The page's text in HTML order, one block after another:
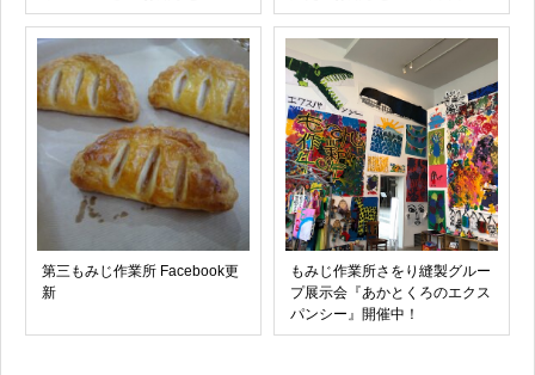
第三もみじ作業所 Facebook更
新
もみじ作業所さをり縫製グルー
プ展示会『あかとくろのエクス
パンシー』開催中！